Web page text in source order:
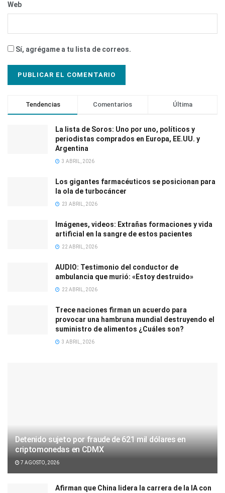
Web
Sí, agrégame a tu lista de correos.
Tendencias Comentarios Última
La lista de Soros: Uno por uno, políticos y
periodistas comprados en Europa, EE.UU. y
Argentina
3 ABRIL, 2026
Los gigantes farmacéuticos se posicionan para
la ola de turbocáncer
23 ABRIL, 2026
Imágenes, videos: Extrañas formaciones y vida
artificial en la sangre de estos pacientes
22 ABRIL, 2026
AUDIO: Testimonio del conductor de
ambulancia que murió: «Estoy destruido»
22 ABRIL, 2026
Trece naciones firman un acuerdo para
provocar una hambruna mundial destruyendo el
suministro de alimentos ¿Cuáles son?
3 ABRIL, 2026
Detenido sujeto por fraude de 621 mil dólares en
criptomonedas en CDMX
7 AGOSTO, 2026
Afirman que China lidera la carrera de la IA con